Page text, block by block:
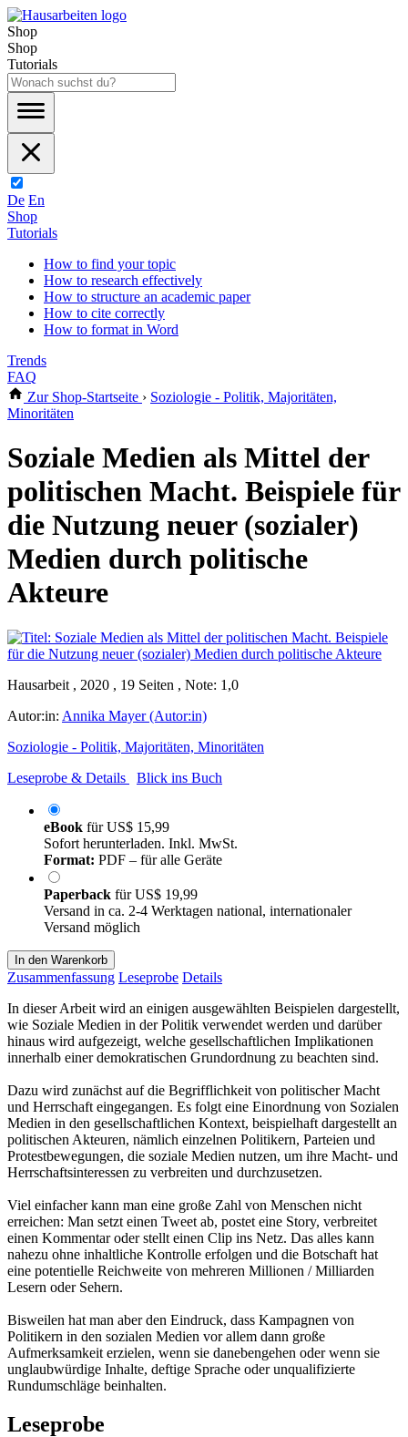
Shop
Shop
Tutorials
De En
Shop
Tutorials
How to find your topic
How to research effectively
How to structure an academic paper
How to cite correctly
How to format in Word
Trends
FAQ
Zur Shop-Startseite › Soziologie - Politik, Majoritäten,
Minoritäten
Soziale Medien als Mittel der
politischen Macht. Beispiele für
die Nutzung neuer (sozialer)
Medien durch politische
Akteure
Hausarbeit , 2020 , 19 Seiten , Note: 1,0
Autor:in: Annika Mayer (Autor:in)
Soziologie - Politik, Majoritäten, Minoritäten
Leseprobe & Details
Blick ins Buch
eBook fürUS$ 15,99
Sofort herunterladen. Inkl. MwSt.
Format: PDF – für alle Geräte
Paperback fürUS$ 19,99
Versand in ca. 2-4 Werktagen national, internationaler
Versand möglich
In den Warenkorb
Zusammenfassung Leseprobe Details
In dieser Arbeit wird an einigen ausgewählten Beispielen dargestellt,
wie Soziale Medien in der Politik verwendet werden und darüber
hinaus wird aufgezeigt, welche gesellschaftlichen Implikationen
innerhalb einer demokratischen Grundordnung zu beachten sind.
Dazu wird zunächst auf die Begrifflichkeit von politischer Macht
und Herrschaft eingegangen. Es folgt eine Einordnung von Sozialen
Medien in den gesellschaftlichen Kontext, beispielhaft dargestellt an
politischen Akteuren, nämlich einzelnen Politikern, Parteien und
Protestbewegungen, die soziale Medien nutzen, um ihre Macht- und
Herrschaftsinteressen zu verbreiten und durchzusetzen.
Viel einfacher kann man eine große Zahl von Menschen nicht
erreichen: Man setzt einen Tweet ab, postet eine Story, verbreitet
einen Kommentar oder stellt einen Clip ins Netz. Das alles kann
nahezu ohne inhaltliche Kontrolle erfolgen und die Botschaft hat
eine potentielle Reichweite von mehreren Millionen / Milliarden
Lesern oder Sehern.
Bisweilen hat man aber den Eindruck, dass Kampagnen von
Politikern in den sozialen Medien vor allem dann große
Aufmerksamkeit erzielen, wenn sie danebengehen oder wenn sie
unglaubwürdige Inhalte, deftige Sprache oder unqualifizierte
Rundumschläge beinhalten.
Leseprobe